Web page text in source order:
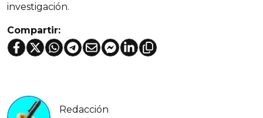
investigación.
Compartir:
Redacción